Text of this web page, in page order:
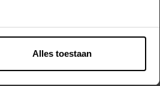
Alles toestaan